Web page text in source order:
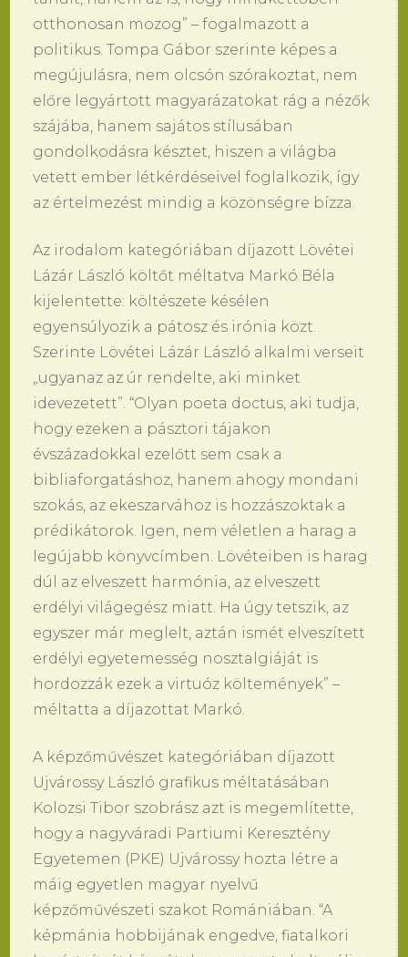
otthonosan mozog” – fogalmazott a
politikus. Tompa Gábor szerinte képes a
megújulásra, nem olcsón szórakoztat, nem
előre legyártott magyarázatokat rág a nézők
szájába, hanem sajátos stílusában
gondolkodásra késztet, hiszen a világba
vetett ember létkérdéseivel foglalkozik, így
az értelmezést mindig a közönségre bízza.
Az irodalom kategóriában díjazott Lövétei
Lázár László költőt méltatva Markó Béla
kijelentette: költészete késélen
egyensúlyozik a pátosz és irónia közt.
Szerinte Lövétei Lázár László alkalmi verseit
„ugyanaz az úr rendelte, aki minket
idevezetett”. “Olyan poeta doctus, aki tudja,
hogy ezeken a pásztori tájakon
évszázadokkal ezelőtt sem csak a
bibliaforgatáshoz, hanem ahogy mondani
szokás, az ekeszarvához is hozzászoktak a
prédikátorok. Igen, nem véletlen a harag a
legújabb könyvcímben. Lövéteiben is harag
dúl az elveszett harmónia, az elveszett
erdélyi világegész miatt. Ha úgy tetszik, az
egyszer már meglelt, aztán ismét elveszített
erdélyi egyetemesség nosztalgiáját is
hordozzák ezek a virtuóz költemények” –
méltatta a díjazottat Markó.
A képzőművészet kategóriában díjazott
Ujvárossy László grafikus méltatásában
Kolozsi Tibor szobrász azt is megemlítette,
hogy a nagyváradi Partiumi Keresztény
Egyetemen (PKE) Ujvárossy hozta létre a
máig egyetlen magyar nyelvű
képzőművészeti szakot Romániában. “A
képmánia hobbijának engedve, fiatalkori